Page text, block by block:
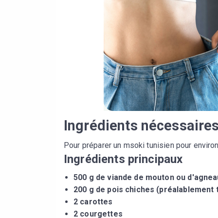
Ingrédients nécessaires
Pour préparer un msoki tunisien pour
Ingrédients principaux
500 g de viande de mouton ou
200 g de pois chiches (préalablement
2 carottes
2 courgettes